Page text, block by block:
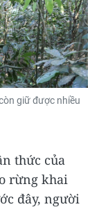
giữ được nhiều
thức của
rừng khai
đây, người